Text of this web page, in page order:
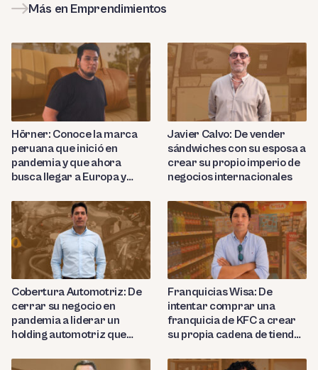
Más en Emprendimientos
Hörner: Conoce la marca
peruana que inició en
pandemia y que ahora
busca llegar a Europa y
productos de cuero de lujo
Javier Calvo: De vender
sándwiches con su esposa a
crear su propio imperio de
negocios internacionales
Cobertura Automotriz: De
cerrar su negocio en
pandemia a liderar un
holding automotriz que
en Perú
Franquicias Wisa: De
intentar comprar una
franquicia de KFC a crear
su propia cadena de tiendas
Huancayo